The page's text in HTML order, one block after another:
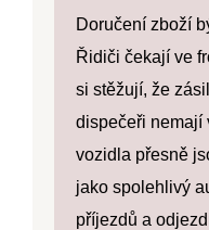
Doručení zboží
Řidiči čekají ve
si stěžují, že
dispečeři nemají
vozidla přesně
jako spolehlivý
příjezdů a